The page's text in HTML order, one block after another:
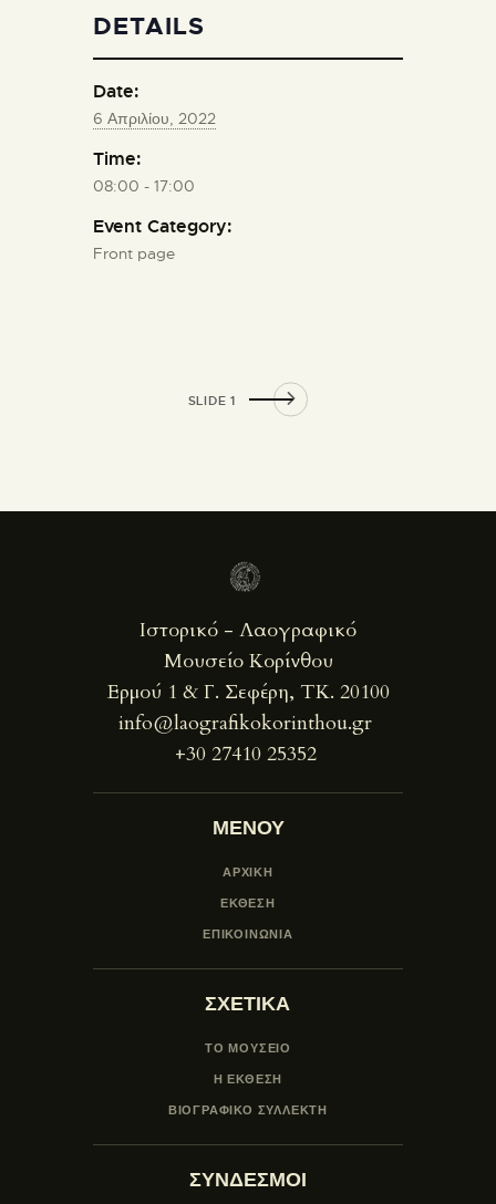
DETAILS
Date:
6 Απριλίου, 2022
Time:
08:00 - 17:00
Event Category:
Front page
SLIDE 1
Ιστορικό - Λαογραφικό
Μουσείο Κορίνθου
Ερμού 1 & Γ. Σεφέρη, ΤΚ. 20100
info@laografikokorinthou.gr
+30 27410 25352
ΜΕΝΟΥ
ΑΡΧΙΚΗ
ΕΚΘΕΣΗ
ΕΠΙΚΟΙΝΩΝΙΑ
ΣΧΕΤΙΚΑ
ΤΟ ΜΟΥΣΕΙΟ
Η ΕΚΘΕΣΗ
ΒΙΟΓΡΑΦΙΚΟ ΣΥΛΛΕΚΤΗ
ΣΥΝΔΕΣΜΟΙ